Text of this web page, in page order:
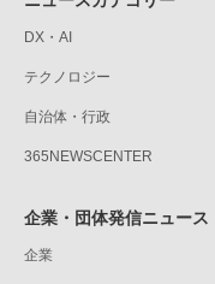
DX・AI
テクノロジー
自治体・行政
365NEWSCENTER
企業・団体発信ニュース
企業